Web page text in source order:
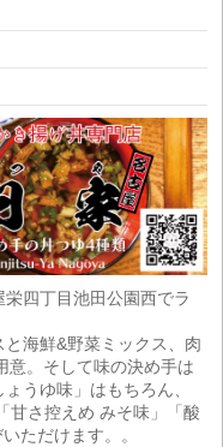
四丁目池田公園西でラ
海鮮&野菜ミックス、肉
意。そして味の決め手は
うゆ味」はもちろん、
甘さ控えめ みそ味」「酸
ただけます。。